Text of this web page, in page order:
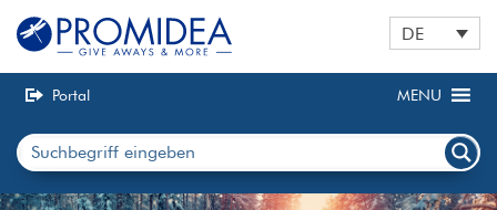
DE
Portal MENU